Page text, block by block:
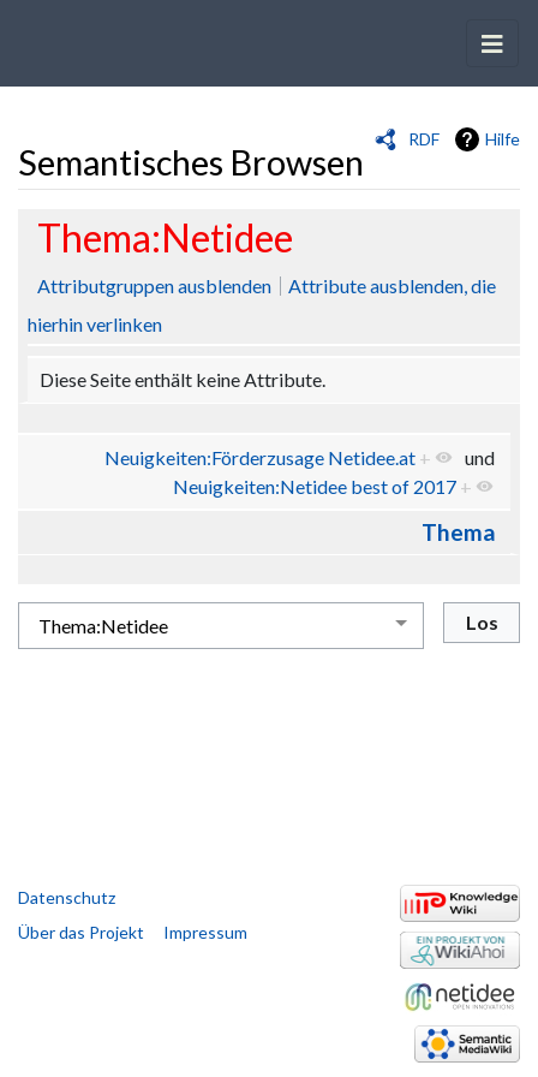
RDF Hilfe
Semantisches Browsen
Wechseln zu: Navigation Suche
Thema:Netidee
Attributgruppen ausblenden
Attribute ausblenden, die
hierhin verlinken
Diese Seite enthält keine Attribute.
Neuigkeiten:Förderzusage Netidee.at +
und
Neuigkeiten:Netidee best of 2017 +
Thema
Datenschutz
Über das Projekt
Impressum